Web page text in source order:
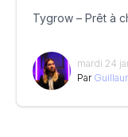
Tygrow – Prêt à
mardi 24
Par